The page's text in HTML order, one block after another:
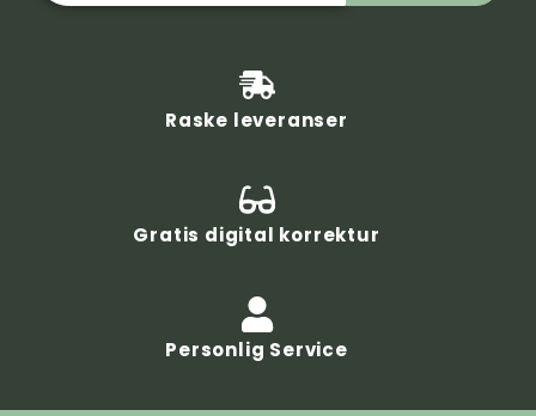
Raske leveranser
Gratis digital korrektur
Personlig Service